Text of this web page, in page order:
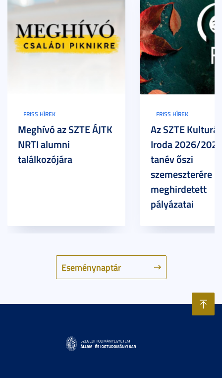
Eseménynaptár
FRISS HÍREK
Meghívó az SZTE ÁJTK
NRTI alumni
találkozójára
FRISS HÍREK
Az SZTE
Iroda 2026/
tanév őszi
szemeszterére
meghirdetett
pályázatai